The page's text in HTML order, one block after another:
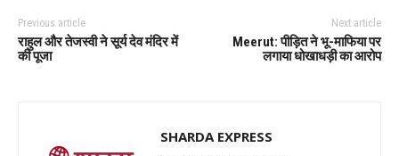
Previous article
राहुल और तेजस्वी ने सूर्य देव मंदिर में
की पूजा
Next article
Meerut: पीड़ित ने भू-माफिया पर
लगाया धोखाधड़ी का आरोप
SHARDA EXPRESS